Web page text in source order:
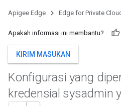
Apigee Edge Edge for Private
Apakah informasi ini membantu?
KIRIM MASUKAN
Konfigurasi yang
kredensial sysadmin